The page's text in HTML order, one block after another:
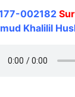
002182
Khalilil